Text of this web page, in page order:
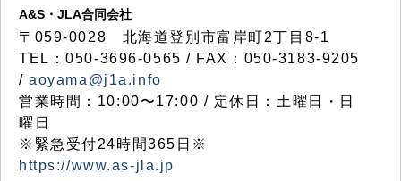
A&S・JLA合同会社
〒 059-0028 北海道登別市富岸町2丁目 8-1
TEL：050-3696-0565 / FAX：050-3183-9205
/aoyama@j1a.info
営業時間：10:00〜17:00 / 定休日：土曜日・日
曜日
※緊急受付24時間365日※
https://www.as-jla.jp